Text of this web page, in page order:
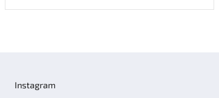
Instagram